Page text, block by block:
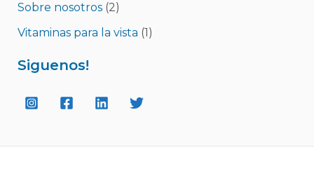
Sobre nosotros(2)
Vitaminas para la vista (1)
Siguenos!